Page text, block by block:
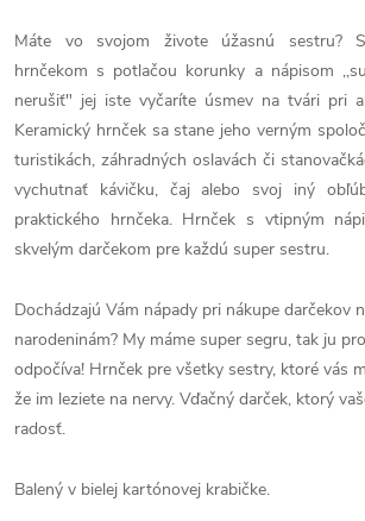
Máte vo svojom živote úžasnú sestru?
hrnčekom s potlačou korunky a nápisom
nerušiť" jej iste vyčaríte úsmev na tvári pri
Keramický hrnček sa stane jeho verným
turistikách, záhradných oslavách či
vychutnať kávičku, čaj alebo svoj iný
praktického hrnčeka. Hrnček s vtipným
skvelým darčekom pre každú super sestru.
Dochádzajú Vám nápady pri nákupe darčekov
narodeninám? My máme super segru, tak ju
odpočíva! Hrnček pre všetky sestry, ktoré vás
že im leziete na nervy. Vďačný darček, ktorý
radosť.
Balený v bielej kartónovej krabičke.